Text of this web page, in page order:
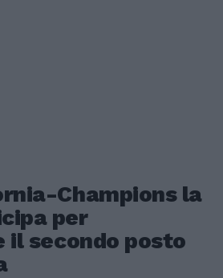
Champions la
per
il secondo posto